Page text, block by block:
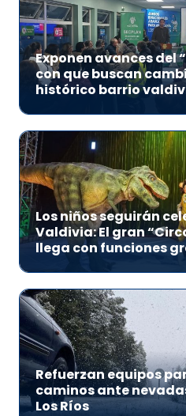
Exponen avances del
con que buscan
histórico barrio
Los niños seguirán
Valdivia: El gran
llega con funciones
Refuerzan equipos
caminos ante
Los Ríos